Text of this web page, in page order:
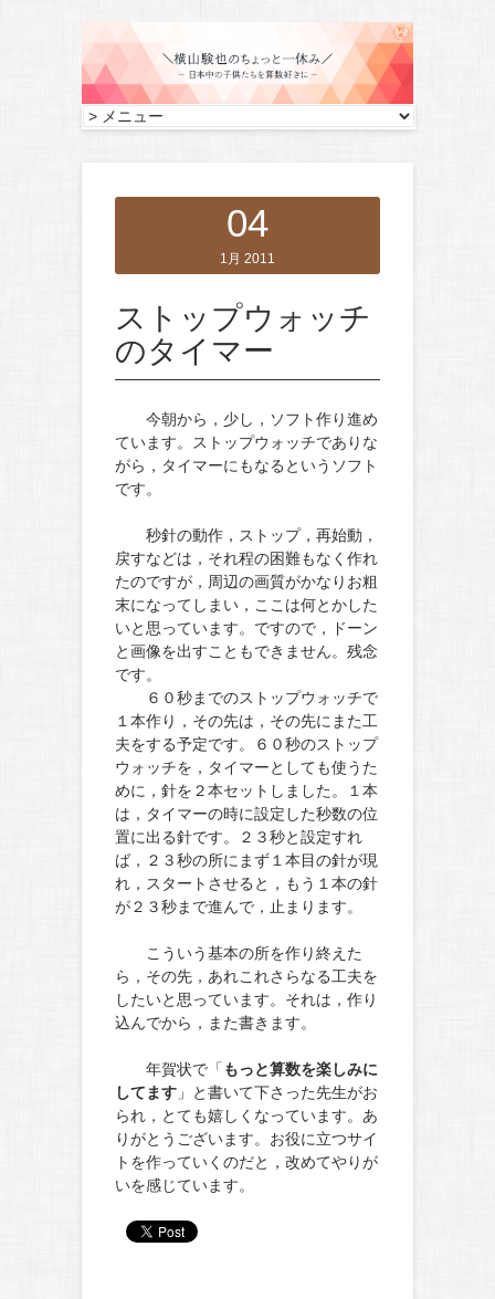
04
1月 2011
ストップウォッチ
のタイマー
今朝から，少し，ソフト作り進め
ています。ストップウォッチでありな
がら，タイマーにもなるというソフト
です。
秒針の動作，ストップ，再始動，
戻すなどは，それ程の困難もなく作れ
たのですが，周辺の画質がかなりお粗
末になってしまい，ここは何とかした
いと思っています。ですので，ドーン
と画像を出すこともできません。残念
です。
６０秒までのストップウォッチで
１本作り，その先は，その先にまた工
夫をする予定です。６０秒のストップ
ウォッチを，タイマーとしても使うた
めに，針を２本セットしました。１本
は，タイマーの時に設定した秒数の位
置に出る針です。２３秒と設定すれ
ば，２３秒の所にまず１本目の針が現
れ，スタートさせると，もう１本の針
が２３秒まで進んで，止まります。
こういう基本の所を作り終えた
ら，その先，あれこれさらなる工夫を
したいと思っています。それは，作り
込んでから，また書きます。
年賀状で「 もっと算数を楽しみに
してます 」と書いて下さった先生がお
られ，とても嬉しくなっています。あ
りがとうございます。お役に立つサイ
トを作っていくのだと，改めてやりが
いを感じています。